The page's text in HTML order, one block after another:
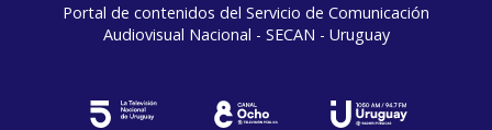
Portal de contenidos del Servicio de Comunicación
Audiovisual Nacional - SECAN - Uruguay